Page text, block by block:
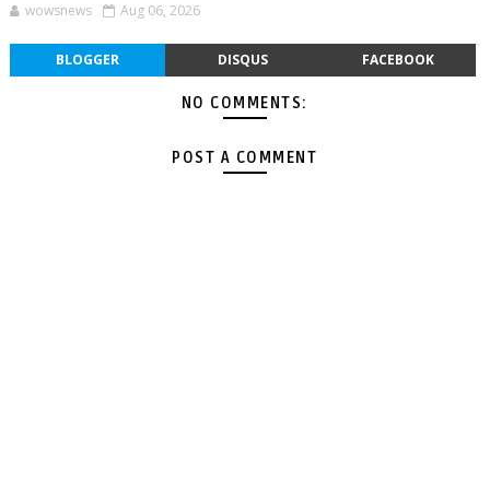
wowsnews Aug 06, 2026
BLOGGER DISQUS FACEBOOK
NO COMMENTS:
POST A COMMENT